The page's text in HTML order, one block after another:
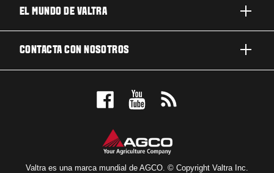
TECNOLOGÍA
EL MUNDO DE VALTRA
CONTACTA CON NOSOTROS
RESERVE UNA PRUEBA DE MANEJO
LOCALIZADOR DE CONCESIONARIOS
Valtra es una marca mundial de AGCO. © Copyright Valtra Inc.